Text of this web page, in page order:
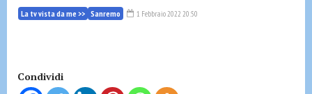
v
i
t
La tv vista da me >> Sanremo 1 Febbraio 2022 20:50
Condividi